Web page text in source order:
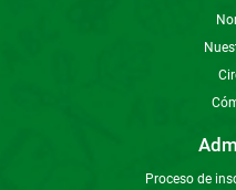
Proceso de